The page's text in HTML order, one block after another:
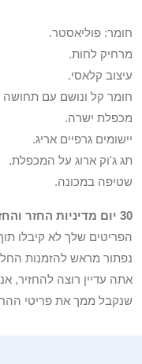
חומר: פוליאסטר.
מרחיק לחות.
עיצוב קלאסי.
חומר קל ונושם עם תחושה
מכפלת ישרה.
יישומים גרפיים אריג.
תג ג'וק ארוג על המכפלת.
שטיפה במכונה.
30 יום מדיניות החזר והחזר כספי
נפתור מראש להזמנות
אתה עדיין רוצה להחזיר,
שנקבל ממך את פריטי